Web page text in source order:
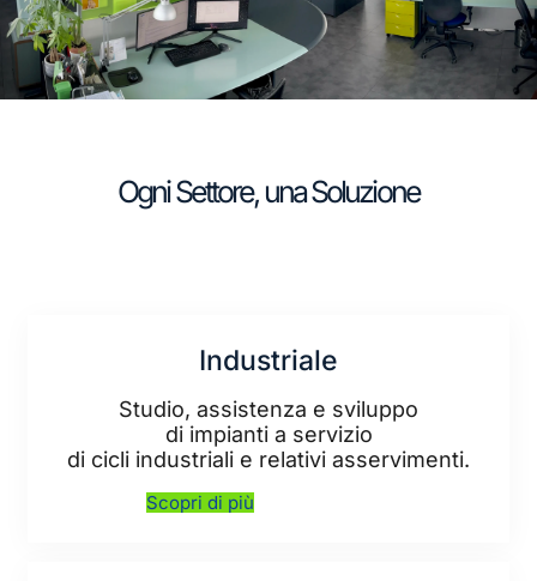
Ogni Settore, una Soluzione
Industriale
Studio, assistenza e sviluppo
di impianti a servizio
di cicli industriali e relativi asservimenti.
Scopri di più